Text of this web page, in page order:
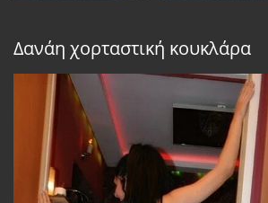
Δανάη χορταστική κουκλάρα